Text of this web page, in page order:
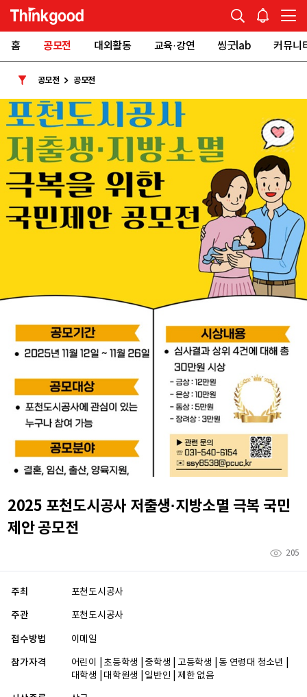
홈 공모전 대외활동 교육·강연 씽굿lab 커뮤니
공모전 공모전
2025 포천도시공사 저출생·지방소멸 극복 국민
제안 공모전
205
주최 포천도시공사
주관 포천도시공사
접수방법 이메일
참가자격
어린이 | 초등학생 | 중학생 | 고등학생 | 동 연령대 청소년 |
대학생 | 대학원생 | 일반인 | 제한 없음